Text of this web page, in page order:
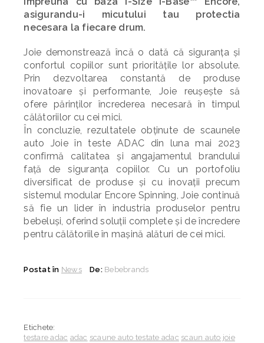
asigurandu-i micutului tau protectia
necesara la fiecare drum.
Joie demonstrează încă o dată că siguranța și
confortul copiilor sunt prioritățile lor absolute.
Prin dezvoltarea constantă de produse
inovatoare și performante, Joie reușește să
ofere părinților încrederea necesară în timpul
călătoriilor cu cei mici.
În concluzie, rezultatele obținute de scaunele
auto Joie în teste ADAC din luna mai 2023
confirmă calitatea și angajamentul brandului
față de siguranța copiilor. Cu un portofoliu
diversificat de produse și cu inovații precum
sistemul modular Encore Spinning, Joie continuă
să fie un lider în industria produselor pentru
bebeluși, oferind soluții complete și de încredere
pentru călătoriile în mașină alături de cei mici.
Postat în News De: Bebebrands
Etichete:
testare adac adac scaune auto testate adac scaun auto joie